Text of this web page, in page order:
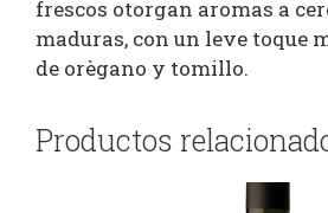
frescos otorgan aromas a
maduras, con un leve toque
de orègano y tomillo.
Productos